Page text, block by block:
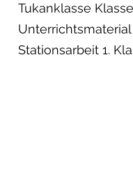
Tukanklasse
Stationsarbeit 1.